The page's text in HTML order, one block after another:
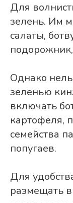
Для
зелень. Им
салаты,
Однако
зеленью
включать
картофеля,
семейства
попугаев.
Для
размещать